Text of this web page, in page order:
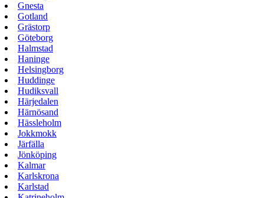
Gnesta
Gotland
Grästorp
Göteborg
Halmstad
Haninge
Helsingborg
Huddinge
Hudiksvall
Härjedalen
Härnösand
Hässleholm
Jokkmokk
Järfälla
Jönköping
Kalmar
Karlskrona
Karlstad